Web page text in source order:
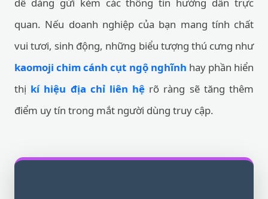
quan. Nếu doanh nghiệp của bạn mang tính chất
vui tươi, sinh động, những biểu tượng thú cưng như
kaomoji chim cánh cụt ngộ nghĩnh hay phần hiển
thị kí hiệu địa chỉ liên hệ rõ ràng sẽ tăng thêm
điểm uy tín trong mắt người dùng truy cập.